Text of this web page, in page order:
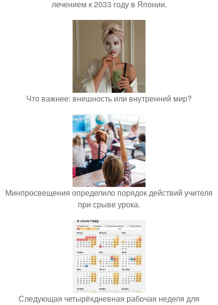
лечением к 2033 году в Японии.
Что важнее: внешность или внутренний мир?
Минпросвещения определило порядок действий учителя
при срыве урока.
Следующая четырёхдневная рабочая неделя для